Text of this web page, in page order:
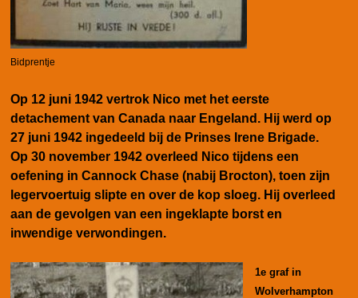
Bidprentje
Op 12 juni 1942 vertrok Nico met het eerste
detachement van Canada naar Engeland. Hij werd op
27 juni 1942 ingedeeld bij de Prinses Irene Brigade.
Op 30 november 1942 overleed Nico tijdens een
oefening in Cannock Chase (nabij Brocton), toen zijn
legervoertuig slipte en over de kop sloeg. Hij overleed
aan de gevolgen van een ingeklapte borst en
inwendige verwondingen.
1e graf in
Wolverhampton